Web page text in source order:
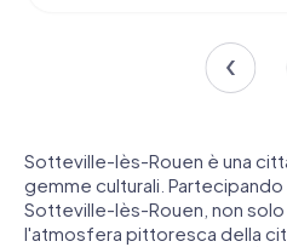
Sotteville-lès-Rouen è una
gemme culturali. Partecipando
Sotteville-lès-Rouen, non
l'atmosfera pittoresca della